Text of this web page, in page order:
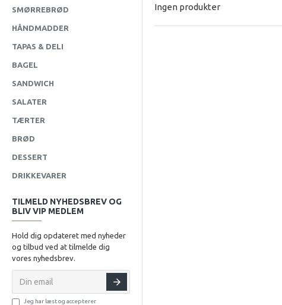
SMØRREBRØD
HÅNDMADDER
TAPAS & DELI
BAGEL
SANDWICH
SALATER
TÆRTER
BRØD
DESSERT
DRIKKEVARER
TILMELD NYHEDSBREV OG
BLIV VIP MEDLEM
Hold dig opdateret med nyheder
og tilbud ved at tilmelde dig
vores nyhedsbrev.
Jeg har læst og accepterer
Ingen produkter